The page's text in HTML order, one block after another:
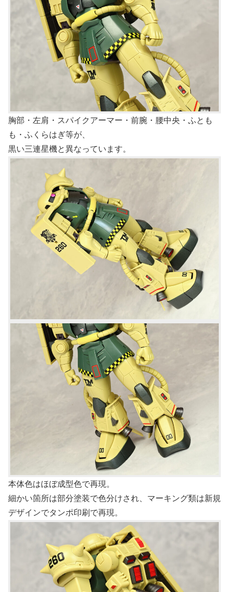
胸部・左肩・スパイクアーマー・前腕・腰中央・ふとも
も・ふくらはぎ等が、
黒い三連星機と異なっています。
本体色はほぼ成型色で再現。
細かい箇所は部分塗装で色分けされ、マーキング類は新規
デザインでタンポ印刷で再現。